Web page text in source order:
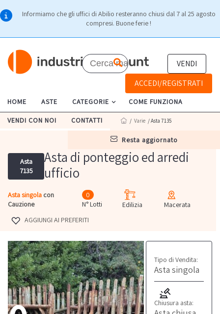
Informiamo che gli uffici di Abilio resteranno chiusi dal 7 al 25 agosto
compresi. Buone ferie !
VENDI
ACCEDI/REGISTRATI
HOME ASTE CATEGORIE COME FUNZIONA
VENDI CON NOI CONTATTI
resta aggiornato
/ Varie / Asta 7135
Asta
7135
Asta di ponteggio ed arredi
ufficio
Asta singola con
Cauzione
0
N° Lotti
Edilizia
Macerata
AGGIUNGI AI PREFERITI
Tipo di Vendita:
Asta singola
Chiusura asta: